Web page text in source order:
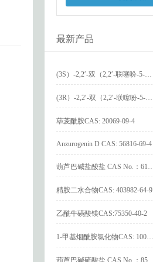
最新产品
荜茇酰胺CAS: 20069-09-4
Anzurogenin D CAS: 56816-69-4
精胺二水合物CAS: 403982-64-9
乙酰牛磺酸镁CAS:75350-40-2